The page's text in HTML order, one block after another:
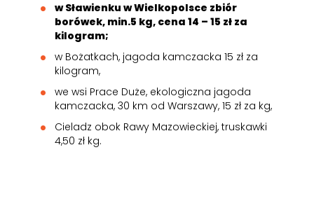
w Sławienku w Wielkopolsce zbiór
borówek, min.5 kg, cena 14 – 15 zł za
kilogram;
w Bożatkach, jagoda kamczacka 15 zł za
kilogram,
we wsi Prace Duże, ekologiczna jagoda
kamczacka, 30 km od Warszawy, 15 zł za kg,
Cieladz obok Rawy Mazowieckiej, truskawki
4,50 zł kg.